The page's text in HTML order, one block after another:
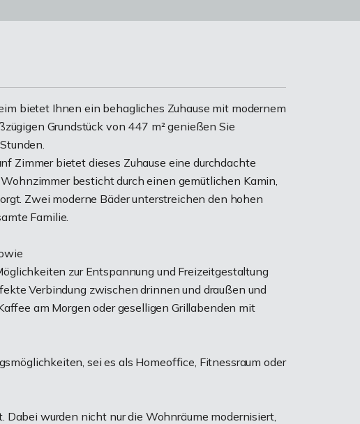
bietet Ihnen ein behagliches Zuhause mit modernem
Grundstück von 447 m² genießen Sie
Zimmer bietet dieses Zuhause eine durchdachte
besticht durch einen gemütlichen Kamin,
Zwei moderne Bäder unterstreichen den hohen
Familie.
zur Entspannung und Freizeitgestaltung
Verbindung zwischen drinnen und draußen und
am Morgen oder geselligen Grillabenden mit
sei es als Homeoffice, Fitnessraum oder
Dabei wurden nicht nur die Wohnräume modernisiert,